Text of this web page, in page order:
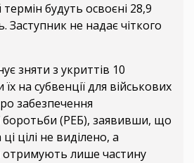
будуть освоєні 28,9
Заступник не надає чіткого
зняти з укриттів 10
на субвенції для військових
забезпечення
боротьби (РЕБ), заявивши, що
ці цілі не виділено, а
отримують лише частину